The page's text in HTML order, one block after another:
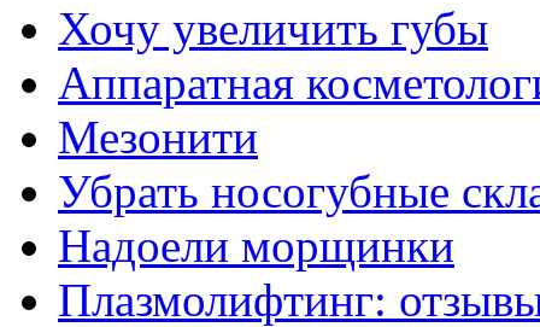
Хочу увеличить губы
Аппаратная
Мезонити
Убрать носогубные
Надоели морщинки
Плазмолифтинг: